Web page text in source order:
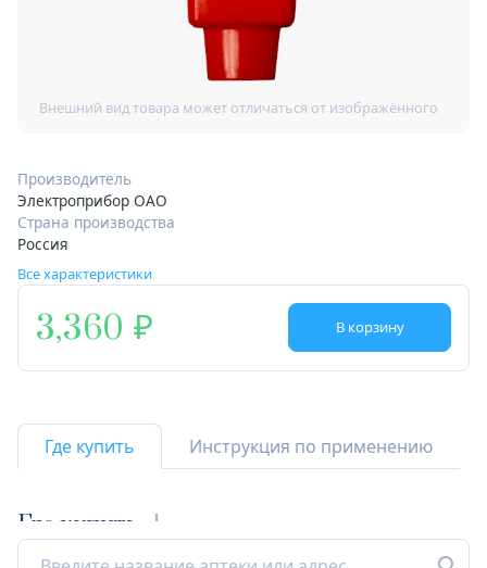
Производитель
Электроприбор ОАО
Страна производства
Россия
Все характеристики
3,360 В корзину
Где купить Инструкция по применению
Где купить 1